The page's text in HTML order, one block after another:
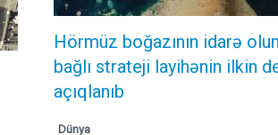
Hörmüz boğazının idarə
bağlı strateji layihənin ilkin
açıqlanıb
Dünya